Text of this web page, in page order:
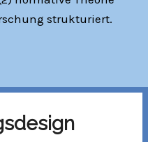
strukturiert.